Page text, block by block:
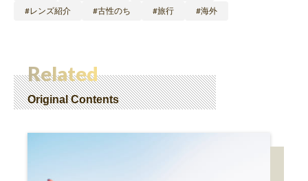
レンズ紹介
古性のち 旅行 海外
Related
Original Contents